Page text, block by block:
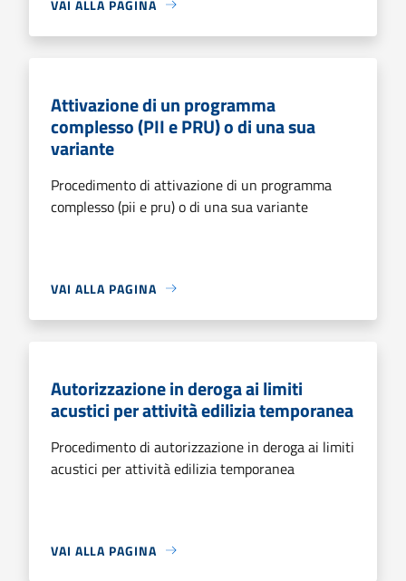
VAI ALLA PAGINA
Attivazione di un programma
complesso (PII e PRU) o di una sua
variante
Procedimento di attivazione di un programma
complesso (pii e pru) o di una sua variante
VAI ALLA PAGINA
Autorizzazione in deroga ai limiti
acustici per attività edilizia temporanea
Procedimento di autorizzazione in deroga ai limiti
acustici per attività edilizia temporanea
VAI ALLA PAGINA